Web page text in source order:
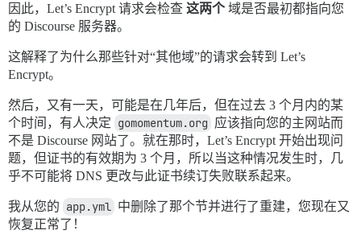
因此，Let’s Encrypt 请求会检查 这两个域是否最初都指向您
的 Discourse 服务器。
这解释了为什么那些针对“其他域”的请求会转到 Let’s
Encrypt。
然后，又有一天，可能是在几年后，但在过去 3 个月内的某
个时间，有人决定 gomomentum.org 应该指向您的主网站而
不是 Discourse 网站了。就在那时，Let’s Encrypt 开始出现问
题，但证书的有效期为 3 个月，所以当这种情况发生时，几
乎不可能将 DNS 更改与此证书续订失败联系起来。
我从您的 app.yml 中删除了那个节并进行了重建，您现在又
恢复正常了！